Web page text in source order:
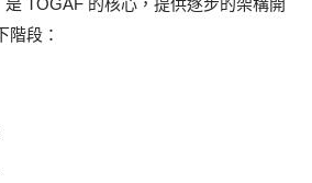
TOGAF 的核心，提供逐步的架構開
階段：